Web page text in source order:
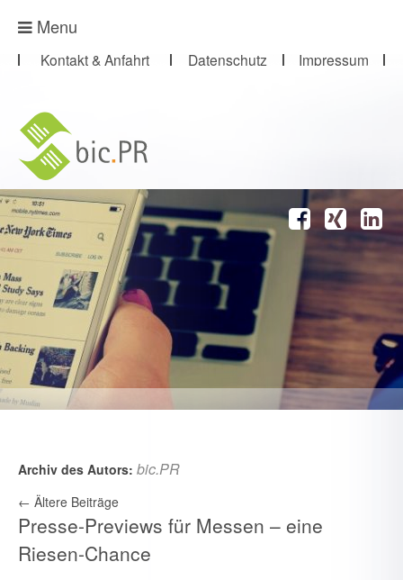
Menu
Presse-Abo
Kontakt & Anfahrt Datenschutz Impressum
Archiv des Autors: bic.PR
← Ältere Beiträge
Presse-Previews für Messen – eine
Riesen-Chance